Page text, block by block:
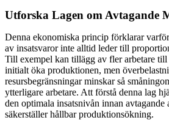
Utforska Lagen om Avtagande
Denna ekonomiska princip förklarar
av insatsvaror inte alltid leder till
Till exempel kan tillägg av fler arbetare
initialt öka produktionen, men
resursbegränsningar minskar så
ytterligare arbetare. Att förstå denna lag
den optimala insatsnivån innan
säkerställer hållbar produktionsökning.